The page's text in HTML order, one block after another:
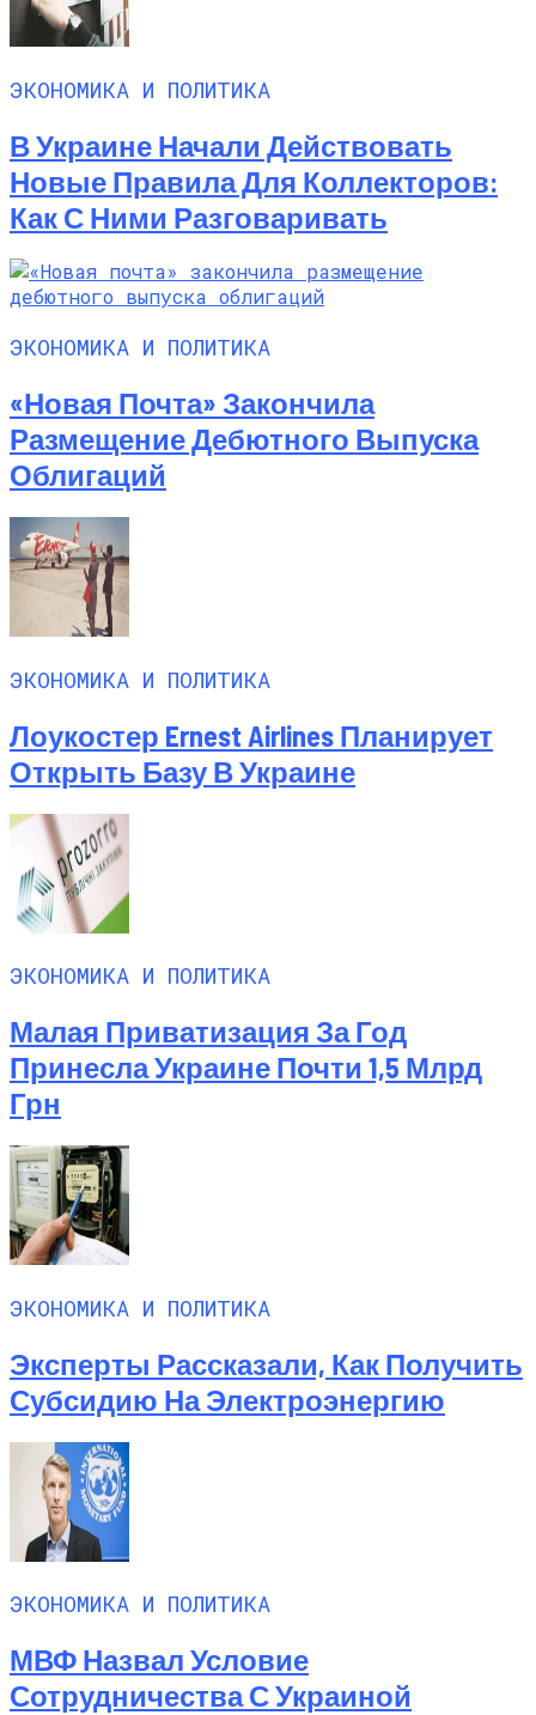
ЭКОНОМИКА И ПОЛИТИКА
В Украине Начали Действовать
Новые Правила Для Коллекторов:
Как С Ними Разговаривать
ЭКОНОМИКА И ПОЛИТИКА
«Новая Почта» Закончила
Размещение Дебютного Выпуска
Облигаций
ЭКОНОМИКА И ПОЛИТИКА
Лоукостер Ernest Airlines Планирует
Открыть Базу В Украине
ЭКОНОМИКА И ПОЛИТИКА
Малая Приватизация За Год
Принесла Украине Почти 1,5 Млрд
Грн
ЭКОНОМИКА И ПОЛИТИКА
Эксперты Рассказали, Как Получить
Субсидию На Электроэнергию
ЭКОНОМИКА И ПОЛИТИКА
МВФ Назвал Условие
Сотрудничества С Украиной